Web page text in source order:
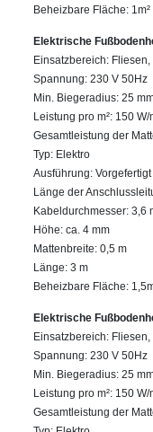
Beheizbare Fläche: 1m²
Elektrische
Einsatzbereich: Fliesen,
Spannung: 230 V 50Hz
Min. Biegeradius: 25
Leistung pro m²: 150 W/
Gesamtleistung der
Typ: Elektro
Ausführung:
Länge der
Kabeldurchmesser: 3,6
Höhe: ca. 4 mm
Mattenbreite: 0,5 m
Länge: 3 m
Beheizbare Fläche:
Elektrische
Einsatzbereich: Fliesen,
Spannung: 230 V 50Hz
Min. Biegeradius: 25
Leistung pro m²: 150 W/
Gesamtleistung der